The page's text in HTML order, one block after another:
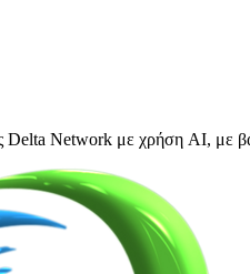
Delta Network με χρήση AI, με